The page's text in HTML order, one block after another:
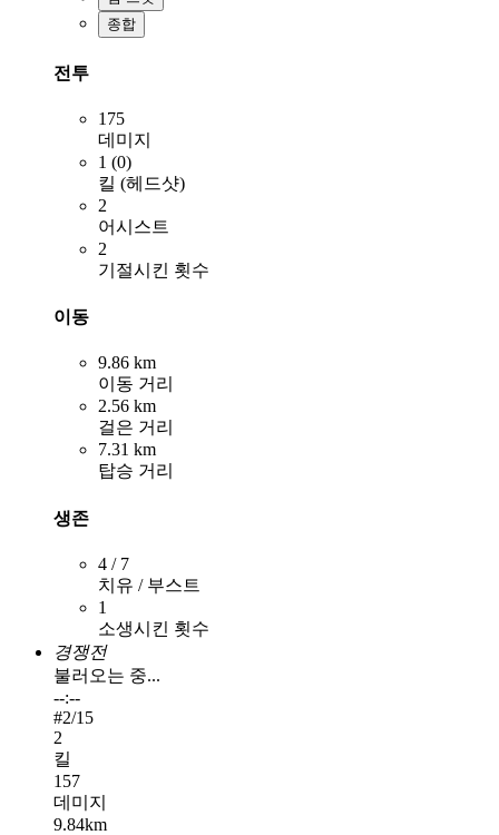
종합
전투
175
데미지
1 (0)
킬 (헤드샷)
2
어시스트
2
기절시킨 횟수
이동
9.86 km
이동 거리
2.56 km
걸은 거리
7.31 km
탑승 거리
생존
4 / 7
치유 / 부스트
1
소생시킨 횟수
경쟁전
불러오는 중...
--:--
#2/15
2
킬
157
데미지
9.84km